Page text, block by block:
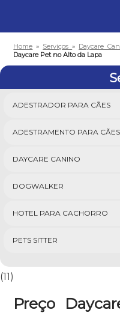
Home » Serviços» Daycare
Daycare Pet no Alto da Lapa
ADESTRADOR PARA CÃES
ADESTRAMENTO PARA CÃES
DAYCARE CANINO
DOGWALKER
HOTEL PARA CACHORRO
PETS SITTER
(11)
Preço